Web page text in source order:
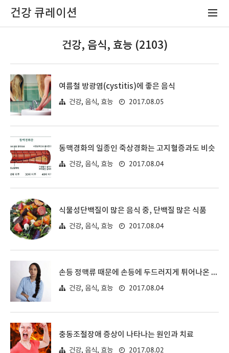
건강 큐레이션
건강, 음식, 효능 (2103)
여름철 방광염(cystitis)에 좋은 음식
건강, 음식, 효능 2017.08.05
동맥경화의 일종인 죽상경화는 고지혈증과도 비슷
건강, 음식, 효능 2017.08.04
식물성단백질이 많은 음식 중, 단백질 많은 식품
건강, 음식, 효능 2017.08.04
손등 정맥류 때문에 손등에 두드러지게 튀어나온 힘줄
건강, 음식, 효능 2017.08.04
충동조절장애 증상이 나타나는 원인과 치료
건강, 음식, 효능 2017.08.02